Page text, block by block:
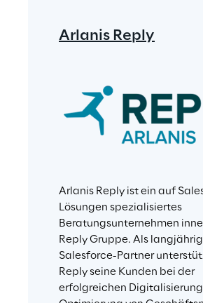
Arlanis Reply
Arlanis Reply ist ein auf
Lösungen spezialisiertes
Beratungsunternehmen
Reply Gruppe. Als
Salesforce-Partner
Reply seine Kunden bei der
erfolgreichen Digitalisierung